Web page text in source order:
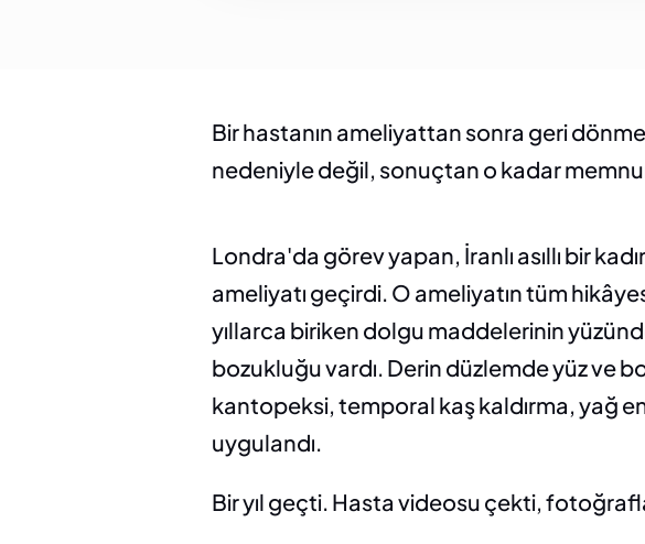
Bir hastanın ameliyattan sonra geri
nedeniyle değil, sonuçtan o kadar
Londra'da görev yapan, İranlı asıllı bir
ameliyatı geçirdi. O ameliyatın tüm
yıllarca biriken dolgu maddelerinin
bozukluğu vardı. Derin düzlemde yüz ve
kantopeksi, temporal kaş kaldırma, yağ
uygulandı.
Bir yıl geçti. Hasta videosu çekti,